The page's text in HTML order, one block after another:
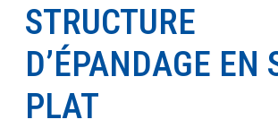
STRUCTURE
D’ÉPANDAGE EN
PLAT